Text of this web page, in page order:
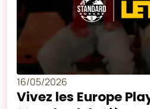
16/05/2026
Vivez les Europe